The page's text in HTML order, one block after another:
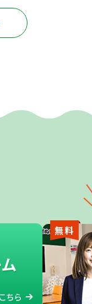
ちら
無料